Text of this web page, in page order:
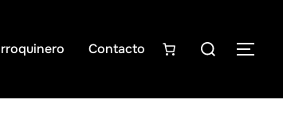
Contacto
Buscar: